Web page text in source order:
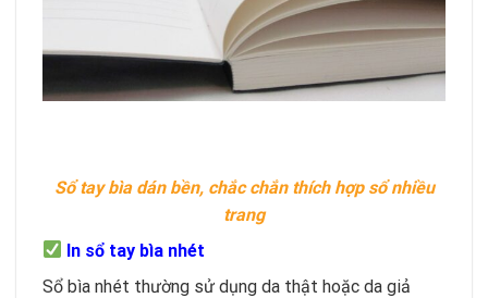
Sổ tay bìa dán bền, chắc chắn thích hợp sổ nhiều
trang
In sổ tay bìa nhét
Sổ bìa nhét thường sử dụng da thật hoặc da giả